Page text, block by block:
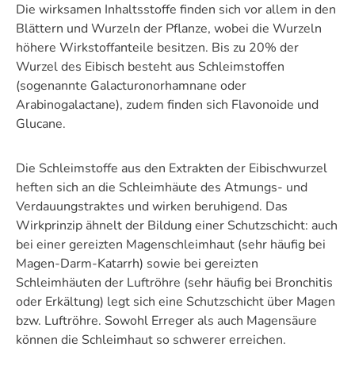
Die wirksamen Inhaltsstoffe finden sich vor allem in den
Blättern und Wurzeln der Pflanze, wobei die Wurzeln
höhere Wirkstoffanteile besitzen. Bis zu 20% der
Wurzel des Eibisch besteht aus Schleimstoffen
(sogenannte Galacturonorhamnane oder
Arabinogalactane), zudem finden sich Flavonoide und
Glucane.
Die Schleimstoffe aus den Extrakten der Eibischwurzel
heften sich an die Schleimhäute des Atmungs- und
Verdauungstraktes und wirken beruhigend. Das
Wirkprinzip ähnelt der Bildung einer Schutzschicht: auch
bei einer gereizten Magenschleimhaut (sehr häufig bei
Magen-Darm-Katarrh) sowie bei gereizten
Schleimhäuten der Luftröhre (sehr häufig bei Bronchitis
oder Erkältung) legt sich eine Schutzschicht über Magen
bzw. Luftröhre. Sowohl Erreger als auch Magensäure
können die Schleimhaut so schwerer erreichen.